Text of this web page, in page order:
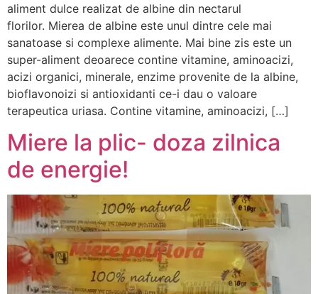
aliment dulce realizat de albine din nectarul
florilor. Mierea de albine este unul dintre cele mai
sanatoase si complexe alimente. Mai bine zis este un
super-aliment deoarece contine vitamine, aminoacizi,
acizi organici, minerale, enzime provenite de la albine,
bioflavonoizi si antioxidanti ce-i dau o valoare
terapeutica uriasa. Contine vitamine, aminoacizi, […]
Miere la plic- doza zilnica
de energie!